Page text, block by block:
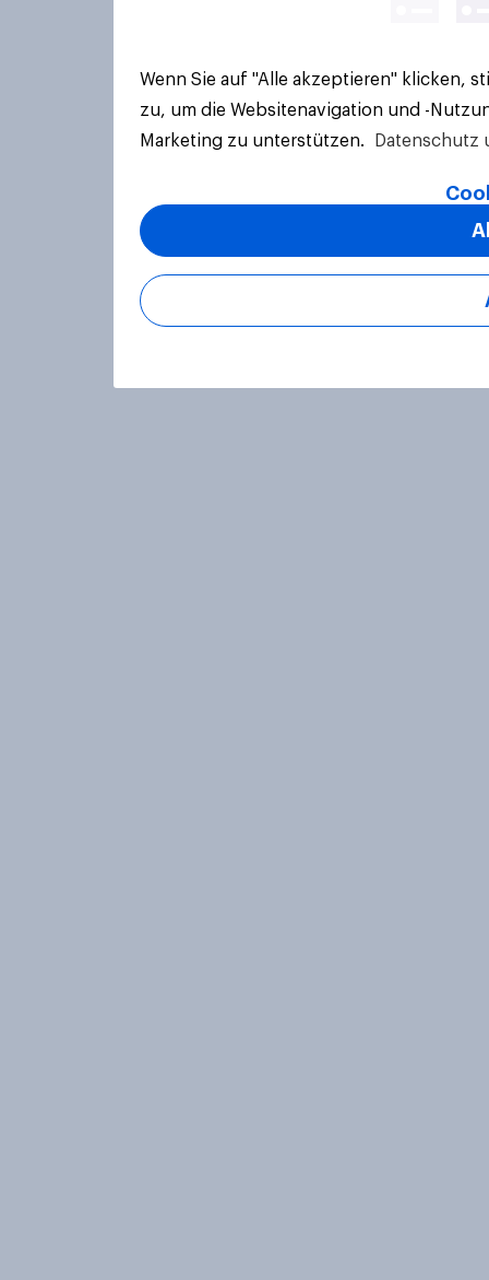
Wenn Sie auf "Alle akzeptieren" klicken,
zu, um die Websitenavigation und -
Marketing zu unterstützen.
Datenschutz